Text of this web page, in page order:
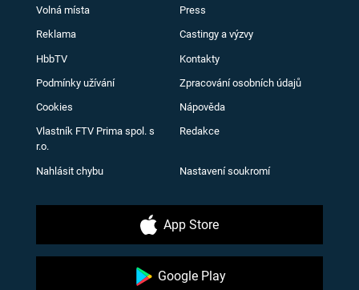
Volná místa Press
Reklama Castingy a výzvy
HbbTV Kontakty
Podmínky užívání Zpracování osobních údajů
Cookies Nápověda
Vlastník FTV Prima spol. s
r.o.
Redakce
Nahlásit chybu Nastavení soukromí
App Store
Google Play